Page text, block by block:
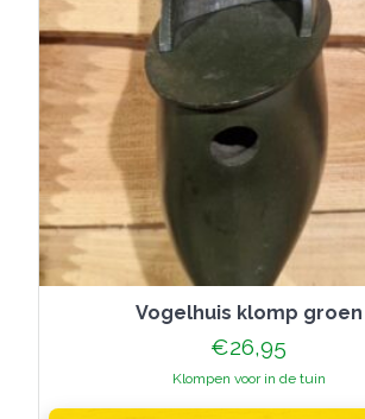
Vogelhuis klomp groen
€26,95
Klompen voor in de tuin